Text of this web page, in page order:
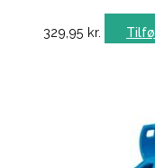
329,95 kr.